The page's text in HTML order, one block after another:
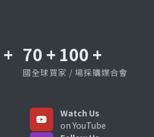
+ 70 + 100 +
國全球買家 / 場採購媒合會
Watch Us
on YouTube